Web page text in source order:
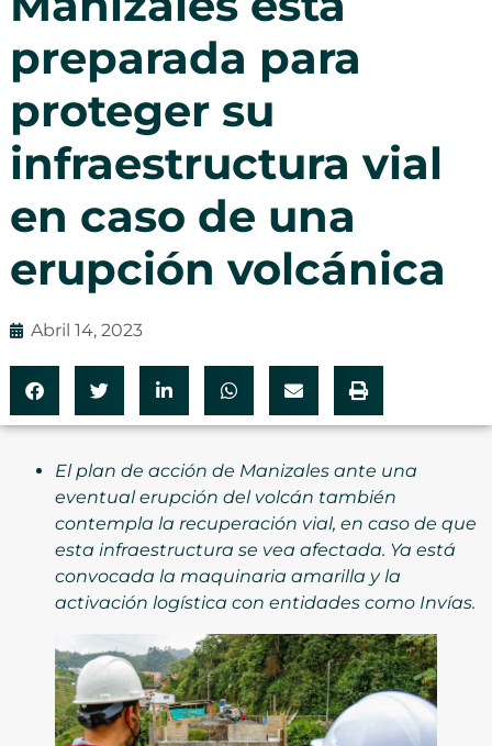
preparada para
proteger su
infraestructura vial
en caso de una
erupción volcánica
Abril 14, 2023
El plan de acción de Manizales ante una
eventual erupción del volcán también
contempla la recuperación vial, en caso de que
esta infraestructura se vea afectada. Ya está
convocada la maquinaria amarilla y la
activación logística con entidades como Invías.